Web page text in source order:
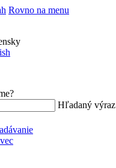
Rovno na menu
Hľadaný výraz